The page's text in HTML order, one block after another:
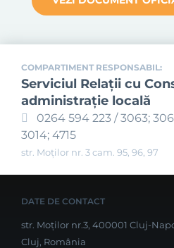
COMPARTIMENT RESPONSABIL:
Serviciul Relaţii cu
administraţie locală
0264 594 223 / 3063;
3014; 4715
str. Moților nr. 3 cam. 95, 96, 97
DATE DE CONTACT
str. Moților nr.3, 400001 Cluj-
Cluj, România